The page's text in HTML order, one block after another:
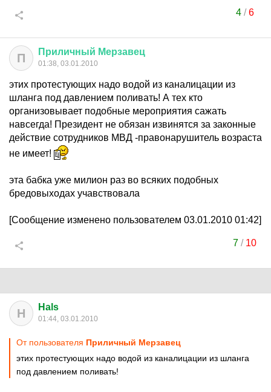
4/6
П Приличный Мерзавец
01:38, 03.01.2010
этих протестующих надо водой из каналицации из
шланга под давлением поливать! А тех кто
организовывает подобные мероприятия сажать
навсегда! Президент не обязан извинятся за законные
действие сотрудников МВД -правонарушитель возраста
не имеет!
эта бабка уже милион раз во всяких подобных
бредовыходах учавствовала
[Сообщение изменено пользователем 03.01.2010 01:42]
7 / 10
H Hals
01:44, 03.01.2010
От пользователя Приличный Мерзавец
этих протестующих надо водой из каналицации из шланга
под давлением поливать!